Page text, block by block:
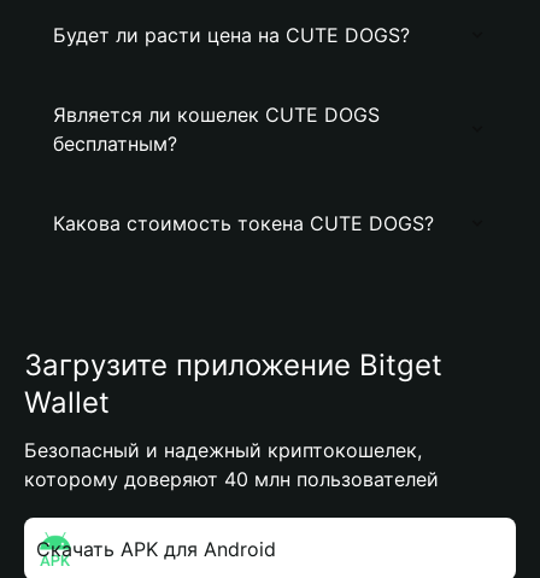
Будет ли расти цена на CUTE DOGS?
Является ли кошелек CUTE DOGS
бесплатным?
Какова стоимость токена CUTE DOGS?
Загрузите приложение Bitget
Wallet
Безопасный и надежный криптокошелек,
которому доверяют 40 млн пользователей
Скачать APK для Android